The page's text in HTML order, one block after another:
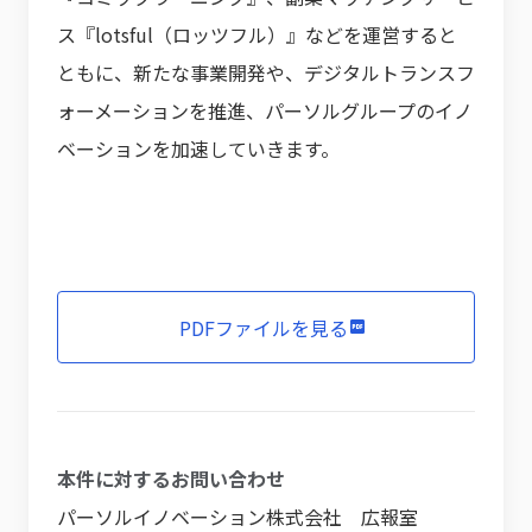
ス『lotsful（ロッツフル）』などを運営すると
ともに、新たな事業開発や、デジタルトランスフ
ォーメーションを推進、パーソルグループのイノ
ベーションを加速していきます。
PDFファイルを見る
本件に対するお問い合わせ
パーソルイノベーション株式会社 広報室